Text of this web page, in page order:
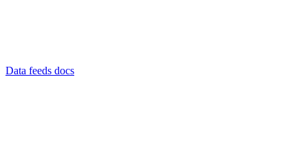
Data feeds docs